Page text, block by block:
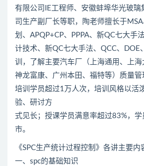
有限公司IE工程师、安徽蚌埠华光玻璃
司生产副厂长等职，陶老师擅长于
划、APQP+CP、PPPA、新QC七大手
计技术、新QC七大手法、QCC、DOE
训，了解主要汽车厂（上海通用、上海
神龙富康、广州本田、福特等）质量
培训学员超过1万人次，培训风格以活
验、研讨方
式见长；授课学员满意率超过83%，
市。
《SPC生产统计过程控制》各讲主要内
一、spc的基础知识